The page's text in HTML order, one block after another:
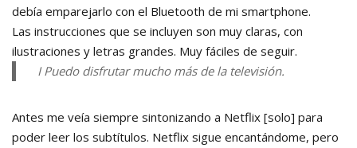
debía emparejarlo con el Bluetooth de mi smartphone.
Las instrucciones que se incluyen son muy claras, con
ilustraciones y letras grandes. Muy fáciles de seguir.
I Puedo disfrutar mucho más de la televisión.
Antes me veía siempre sintonizando a Netflix [solo] para
poder leer los subtítulos. Netflix sigue encantándome, pero